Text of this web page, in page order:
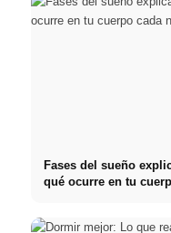
Fases del sueño
qué ocurre en tu